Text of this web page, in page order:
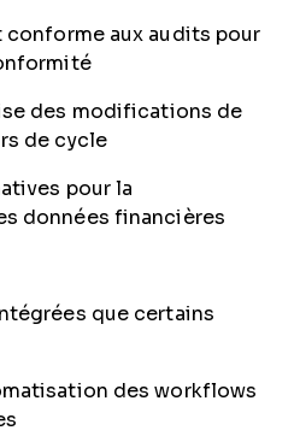
conforme aux audits pour
des modifications de
de cycle
pour la
données financières
que certains
des workflows